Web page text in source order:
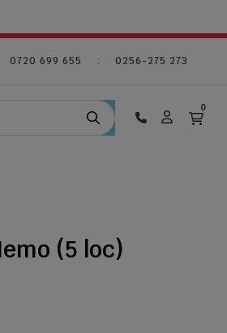
0720 699 655 ; 0256-275 273
0
(5 loc)